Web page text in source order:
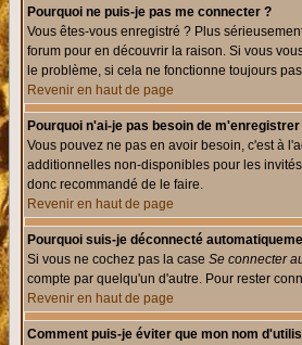
Pourquoi ne puis-je pas me connecter ?
Vous êtes-vous enregistré ? Plus
forum pour en découvrir la raison. Si vous
le problème, si cela ne fonctionne toujours
Revenir en haut de page
Pourquoi n'ai-je pas besoin de m'enregistrer
Vous pouvez ne pas en avoir besoin, c'est à
additionnelles non-disponibles pour les
donc recommandé de le faire.
Revenir en haut de page
Pourquoi suis-je déconnecté
Si vous ne cochez pas la case Se connecter
compte par quelqu'un d'autre. Pour rester
Revenir en haut de page
Comment puis-je éviter que mon nom